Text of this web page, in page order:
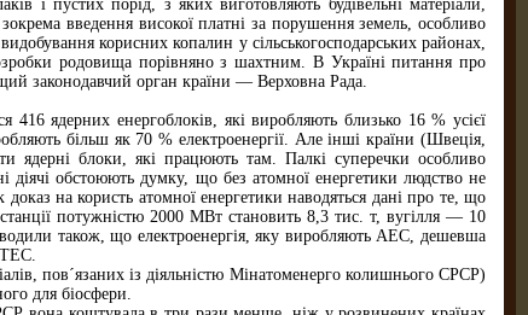
і пустих порід, з яких виготовляють будівельні матеріали,
введення високої платні за порушення земель, особливо
корисних копалин у сільськогосподарських районах,
родовища порівняно з шахтним. В Україні питання про
законодавчий орган країни — Верховна Рада.
ядерних енергоблоків, які виробляють близько 16 % усієї
більш як 70 % електроенергії. Але інші країни (Швеція,
ядерні блоки, які працюють там. Палкі суперечки особливо
обстоюють думку, що без атомної енергетики людство не
на користь атомної енергетики наводяться дані про те, що
потужністю 2000 МВт становить 8,3 тис. т, вугілля — 10
також, що електроенергія, яку виробляють АЕС, дешевша
ТЕС.
пов´язаних із діяльністю Мінатоменерго колишнього СРСР)
для біосфери.